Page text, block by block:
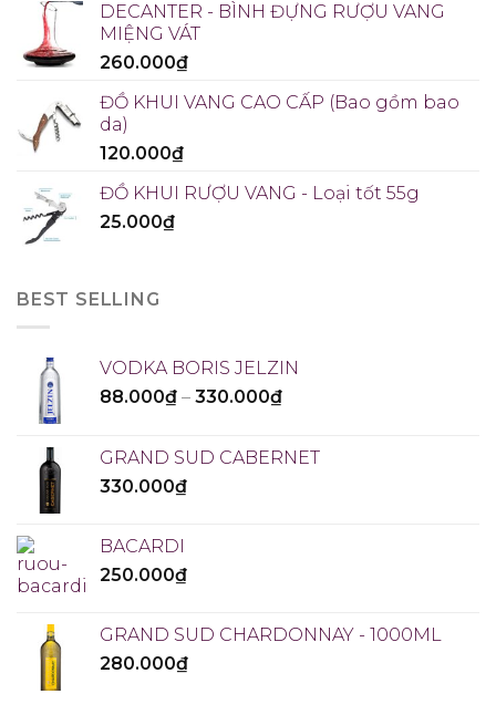
DECANTER - BÌNH ĐỰNG RƯỢU VANG
MIỆNG VÁT
260.000₫
ĐỒ KHUI VANG CAO CẤP (Bao gồm bao
da)
120.000₫
ĐỒ KHUI RƯỢU VANG - Loại tốt 55g
25.000₫
BEST SELLING
VODKA BORIS JELZIN
88.000₫ – 330.000₫
GRAND SUD CABERNET
330.000₫
BACARDI
250.000₫
GRAND SUD CHARDONNAY - 1000ML
280.000₫